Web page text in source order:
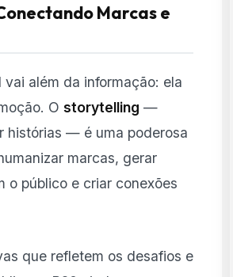
Marcas e
além da informação: ela
O storytelling —
histórias — é uma poderosa
marcas, gerar
o público e criar conexões
que refletem os desafios e